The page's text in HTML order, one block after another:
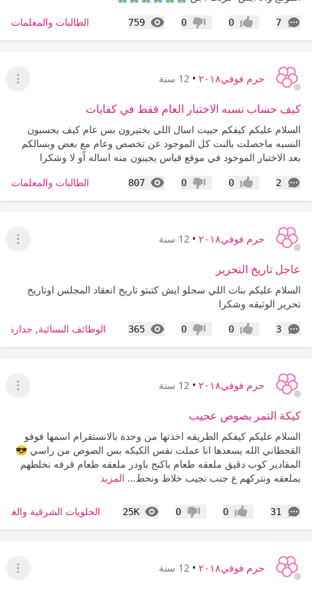
7
التعليقات إعجاب0 عدم إعجاب
0
759
المشاهدات الطالبات والمعلمات
حرم فوفي٢٠١٨ • 12 سنة
عرض
كيف حساب نسبه الاختبار العام فقط في كفايات
السلام عليكم كيفكم حبيت اسال اللي يختيرون بس عام كيف يحسبون
النسبه ماحصلت بالنت كل الموجود عن تخصص وعام مع بعض وبسالكم
بعد الاختبار الموجود في موقع قياس يجيبون منه اساله اًو لا وشكرا
2
التعليقات إعجاب0 عدم إعجاب
0
807
المشاهدات الطالبات والمعلمات
حرم فوفي٢٠١٨ • 12 سنة
عرض
عاجل تاريخ التحرير
السلام عليكم بنات اللي سجلو ايش كتبتو تاريخ انعقاد المجلس اوتاريخ
تحرير الوثيقه وشكرا
3
التعليقات إعجاب0 عدم إعجاب
0
365
المشاهدات الوظائف النسائية,
حرم فوفي٢٠١٨ • 12 سنة
عرض
كيكة التمر بصوص عجيب
السلام عليكم كيفكم الطريقه اخذتها من وحدة بالانستقرام اسمها فوفو
القحطاني الله يسعدها انا عملت نفس الكيكه بس الصوص من راسي 😎
المقادير كوب دقيق ملعقه طعام باكنج باودر ملعقه طعام قرفه نخلطهم
بملعقه ونتركهم ع جنب نجيب خلاط ونحط... المزيد
31
التعليقات إعجاب0 عدم إعجاب
0
25K
المشاهدات الحلويات الشرقية
حرم فوفي٢٠١٨ • 12 سنة
عرض